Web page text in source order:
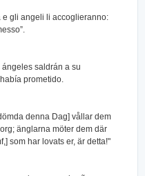
e gli angeli li accoglieranno:
ángeles saldrán a su
prometido.
denna Dag] vållar dem
änglarna möter dem där
som har lovats er, är detta!"